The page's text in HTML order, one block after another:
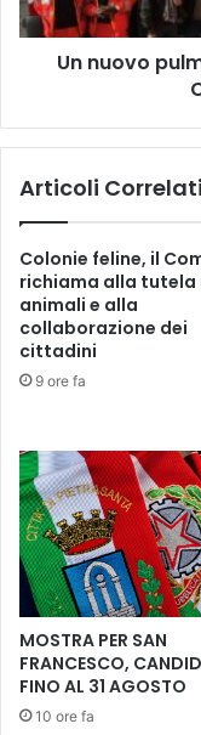
t
i
v
e
c
o
m
u
n
i
z
i
o
n
e
d
i
p
e
l
p
u
p
i
l
t
r
s
r
t
o
u
r
a
n
o
a
C
Un nuovo
Articoli Correlati
Colonie feline, il
richiama alla tutela
animali e alla
collaborazione dei
cittadini
9 ore fa
MOSTRA PER SAN
FRANCESCO,
FINO AL 31 AGOSTO
10 ore fa